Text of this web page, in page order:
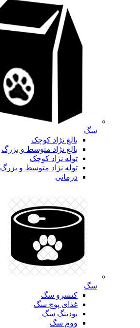
سگ
بالغ نژاد کوچک
بالغ نژاد متوسط و بزرگ
توله نژاد کوچک
توله نژاد متوسط و بزرگ
درمانی
سگ
کنسرو سگ
غذای پوچ سگ
پودینگ سگ
ووم سگ